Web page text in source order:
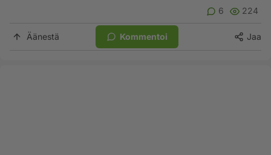
6 224
Äänestä Kommentoi Jaa